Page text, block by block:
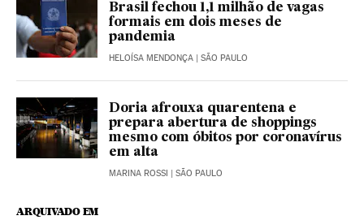
Brasil fechou 1,1 milhão de vagas
formais em dois meses de
pandemia
HELOÍSA MENDONÇA | SÃO PAULO
Doria afrouxa quarentena e
prepara abertura de shoppings
mesmo com óbitos por coronavírus
em alta
MARINA ROSSI | SÃO PAULO
ARQUIVADO EM